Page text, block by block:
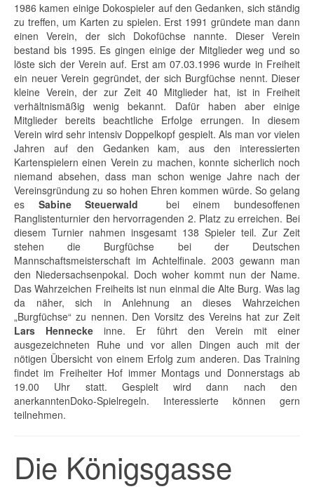
1986 kamen einige Dokospieler auf den Gedanken, sich ständig
zu treffen, um Karten zu spielen. Erst 1991 gründete man dann
einen Verein, der sich Dokofüchse nannte. Dieser Verein
bestand bis 1995. Es gingen einige der Mitglieder weg und so
löste sich der Verein auf. Erst am 07.03.1996 wurde in Freiheit
ein neuer Verein gegründet, der sich Burgfüchse nennt. Dieser
kleine Verein, der zur Zeit 40 Mitglieder hat, ist in Freiheit
verhältnismäßig wenig bekannt. Dafür haben aber einige
Mitglieder bereits beachtliche Erfolge errungen. In diesem
Verein wird sehr intensiv Doppelkopf gespielt. Als man vor vielen
Jahren auf den Gedanken kam, aus den interessierten
Kartenspielern einen Verein zu machen, konnte sicherlich noch
niemand absehen, dass man schon wenige Jahre nach der
Vereinsgründung zu so hohen Ehren kommen würde. So gelang
es Sabine Steuerwald bei einem bundesoffenen
Ranglistenturnier den hervorragenden 2. Platz zu erreichen. Bei
diesem Turnier nahmen insgesamt 138 Spieler teil. Zur Zeit
stehen die Burgfüchse bei der Deutschen
Mannschaftsmeisterschaft im Achtelfinale. 2003 gewann man
den Niedersachsenpokal. Doch woher kommt nun der Name.
Das Wahrzeichen Freiheits ist nun einmal die Alte Burg. Was lag
da näher, sich in Anlehnung an dieses Wahrzeichen
„Burgfüchse“ zu nennen. Den Vorsitz des Vereins hat zur Zeit
Lars Hennecke inne. Er führt den Verein mit einer
ausgezeichneten Ruhe und vor allen Dingen auch mit der
nötigen Übersicht von einem Erfolg zum anderen. Das Training
findet im Freiheiter Hof immer Montags und Donnerstags ab
19.00 Uhr statt. Gespielt wird dann nach den
anerkanntenDoko-Spielregeln. Interessierte können gern
teilnehmen.
Die Königsgasse